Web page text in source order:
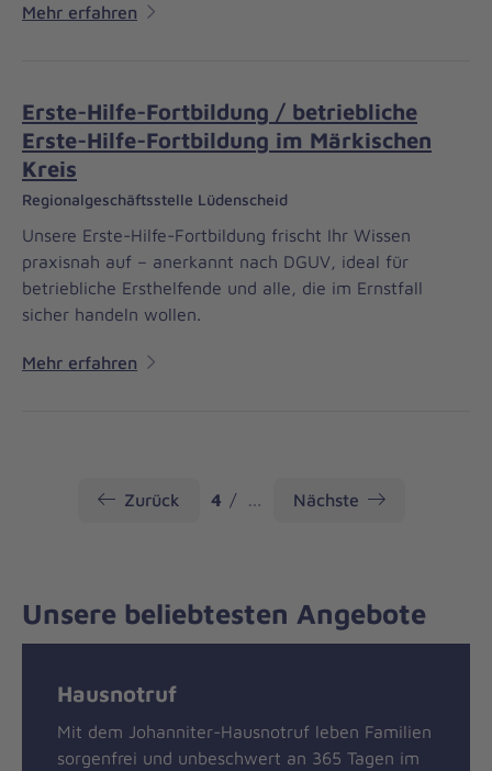
Mehr erfahren
Erste-Hilfe-Fortbildung / betriebliche
Erste-Hilfe-Fortbildung im Märkischen
Kreis
Regionalgeschäftsstelle Lüdenscheid
Unsere Erste-Hilfe-Fortbildung frischt Ihr Wissen
praxisnah auf – anerkannt nach DGUV, ideal für
betriebliche Ersthelfende und alle, die im Ernstfall
sicher handeln wollen.
Mehr erfahren
Zurück Seite
4 … Nächste
Unsere beliebtesten Angebote
Hausnotruf
Mit dem Johanniter-Hausnotruf leben Familien
sorgenfrei und unbeschwert an 365 Tagen im